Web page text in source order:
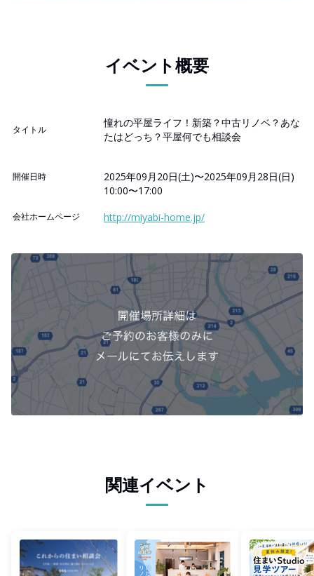
イベント概要
タイトル
憧れの平屋ライフ！新築？中古リノベ？あな
たはどっち？平屋何でも相談会
開催日時
2025年09月20日(土)〜2025年09月28日(日)
10:00〜17:00
会社ホームページ http://miyabi-home.jp/
関連イベント